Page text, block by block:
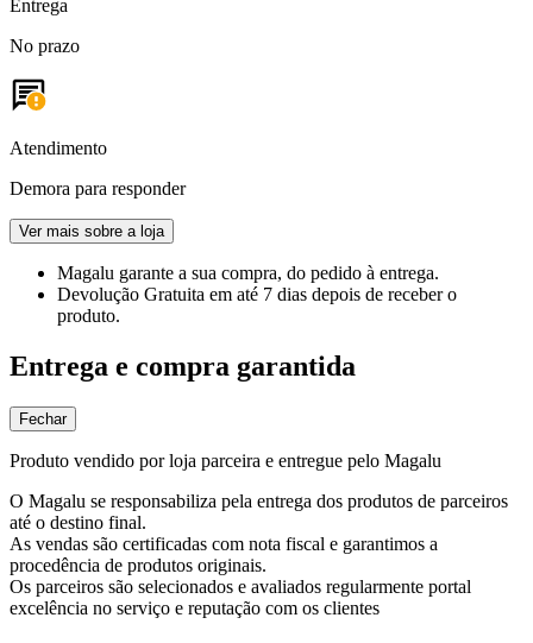
Entrega
No prazo
Atendimento
Demora para responder
Ver mais sobre a loja
Magalu garante a sua compra, do pedido à entrega.
Devolução Gratuita em até 7 dias depois de receber o
produto.
Entrega e compra garantida
Fechar
Produto vendido por loja parceira e entregue pelo Magalu
O Magalu se responsabiliza pela entrega dos produtos de parceiros
até o destino final.
As vendas são certificadas com nota fiscal e garantimos a
procedência de produtos originais.
Os parceiros são selecionados e avaliados regularmente portal
excelência no serviço e reputação com os clientes